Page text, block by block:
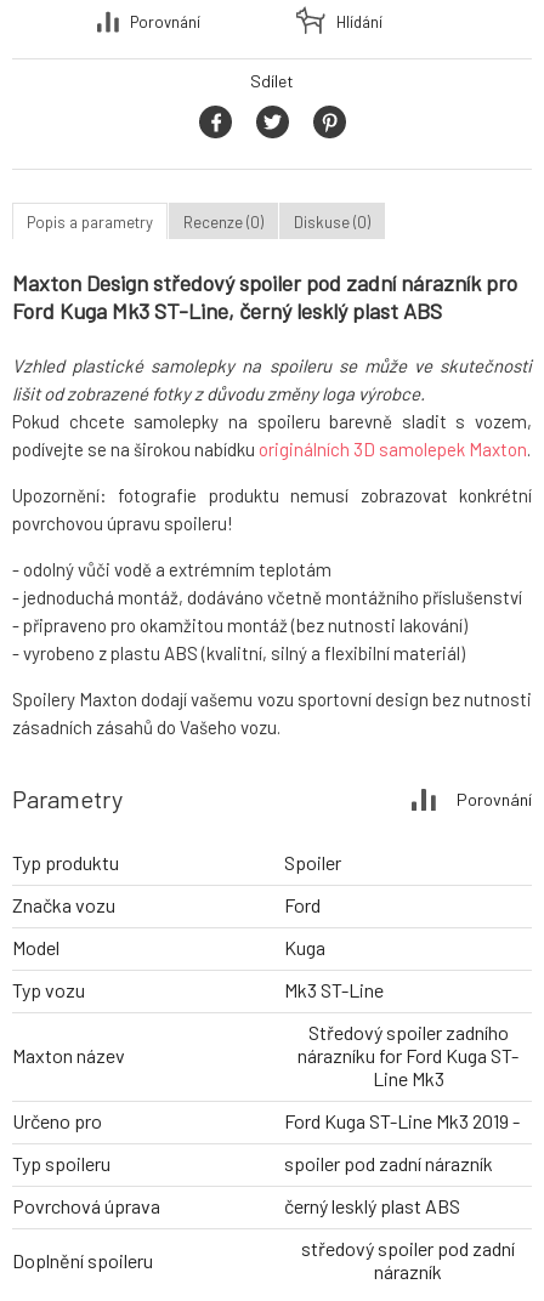
Porovnání
Hlídání
Sdílet
Popis a parametry Recenze (0) Diskuse (0)
Maxton Design středový spoiler pod zadní nárazník pro
Ford Kuga Mk3 ST-Line, černý lesklý plast ABS
Vzhled plastické samolepky na spoileru se může ve skutečnosti
lišit od zobrazené fotky z důvodu změny loga výrobce.
Pokud chcete samolepky na spoileru barevně sladit s vozem,
podívejte se na širokou nabídku originálních 3D samolepek Maxton.
Upozornění: fotografie produktu nemusí zobrazovat konkrétní
povrchovou úpravu spoileru!
- odolný vůči vodě a extrémním teplotám
- jednoduchá montáž, dodáváno včetně montážního příslušenství
- připraveno pro okamžitou montáž (bez nutnosti lakování)
- vyrobeno z plastu ABS (kvalitní, silný a flexibilní materiál)
Spoilery Maxton dodají vašemu vozu sportovní design bez nutnosti
zásadních zásahů do Vašeho vozu.
Parametry Porovnání
Typ produktu
Spoiler
Značka vozu
Ford
Model
Kuga
Typ vozu
Mk3 ST-Line
Maxton název
Středový spoiler zadního
nárazníku for Ford Kuga ST-
Line Mk3
Určeno pro
Ford Kuga ST-Line Mk3 2019 -
Typ spoileru
spoiler pod zadní nárazník
Povrchová úprava
černý lesklý plast ABS
Doplnění spoileru
středový spoiler pod zadní
nárazník